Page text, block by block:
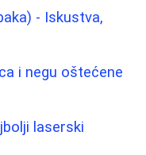
- Iskustva,
i negu oštećene
laserski